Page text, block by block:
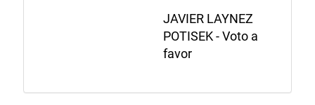
JAVIER LAYNEZ
POTISEK - Voto a
favor